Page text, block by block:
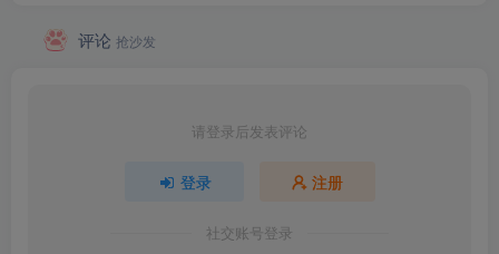
评论 抢沙发
请登录后发表评论
登录 注册
社交账号登录